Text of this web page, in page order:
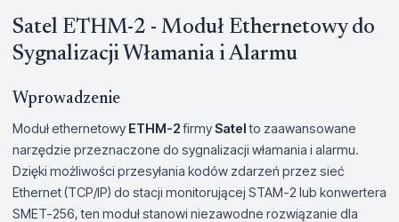
Satel ETHM-2 - Moduł Ethernetowy do
Sygnalizacji Włamania i Alarmu
Wprowadzenie
Moduł ethernetowy ETHM-2firmySatelto zaawansowane
narzędzie przeznaczone do sygnalizacji włamania i alarmu.
Dzięki możliwości przesyłania kodów zdarzeń przez sieć
Ethernet (TCP/IP) do stacji monitorującej STAM-2 lub konwertera
SMET-256, ten moduł stanowi niezawodne rozwiązanie dla